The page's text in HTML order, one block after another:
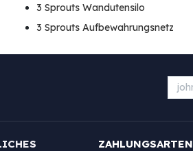
3 Sprouts Wandutensilo
3 Sprouts Aufbewahrungsnetz
ZAHLUNGSARTEN